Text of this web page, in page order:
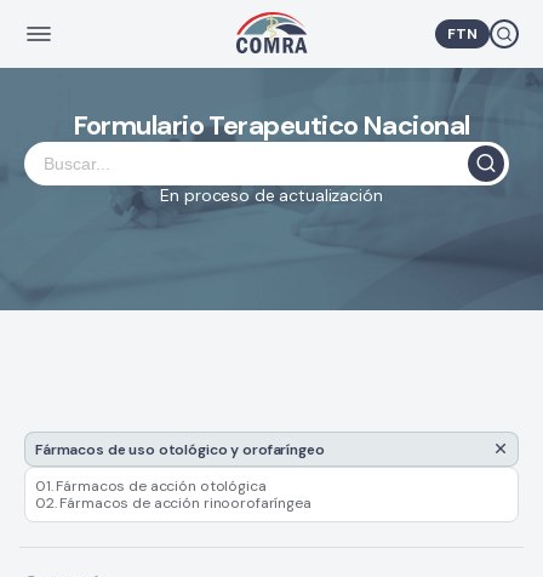
FTN
Formulario Terapeutico Nacional
En proceso de actualización
Fármacos de uso otológico y orofaríngeo
01. Fármacos de acción otológica
02. Fármacos de acción rinoorofaríngea